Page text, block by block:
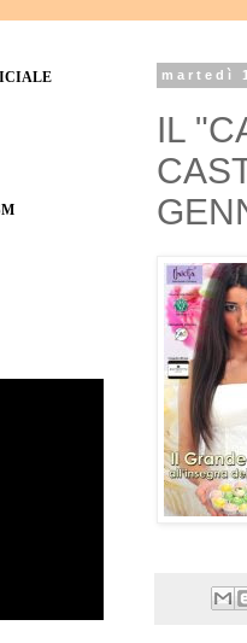
martedì
IL